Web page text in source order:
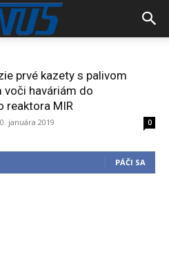
prvé kazety s palivom
voči haváriám do
reaktora MIR
januára 2019 0
PÁČI SA